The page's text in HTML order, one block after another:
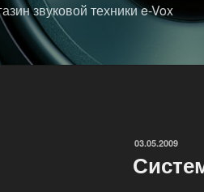
звуковой техники e-Vox
03.05.2009